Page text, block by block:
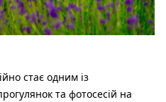
стає одним із
та фотосесій на